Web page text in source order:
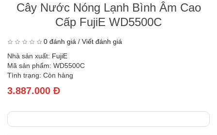
Cây Nước Nóng Lạnh Bình Âm Cao
Cấp FujiE WD5500C
0 đánh giá / Viết đánh giá
Nhà sản xuất: FujiE
Mã sản phẩm: WD5500C
Tình trạng: Còn hàng
3.887.000 Đ